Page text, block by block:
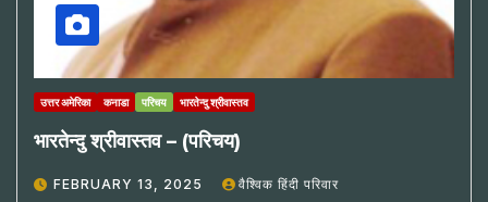
उत्तर अमेरिका कनाडा परिचय भारतेन्दु श्रीवास्तव
भारतेन्दु श्रीवास्तव – (परिचय)
FEBRUARY 13, 2025 वैश्विक हिंदी परिवार